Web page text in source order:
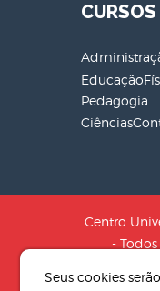
Pedagogia
Centro
-
Social:
Seus cookies